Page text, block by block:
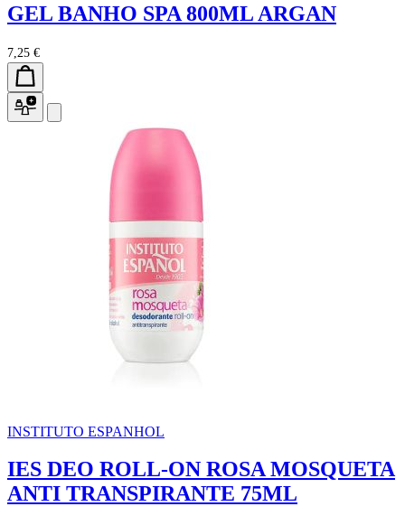
GEL BANHO SPA 800ML ARGAN
7,25 €
INSTITUTO ESPANHOL
IES DEO ROLL-ON ROSA MOSQUETA
ANTI TRANSPIRANTE 75ML